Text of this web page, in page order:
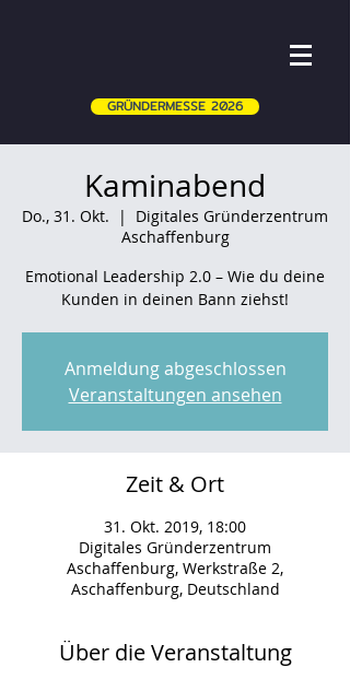
GRÜNDERMESSE 2026
Kaminabend
Do., 31. Okt.
  |
Digitales Gründerzentrum
Aschaffenburg
Emotional Leadership 2.0 – Wie du deine
Kunden in deinen Bann ziehst!
Anmeldung abgeschlossen
Veranstaltungen ansehen
Zeit & Ort
31. Okt. 2019, 18:00
Digitales Gründerzentrum
Aschaffenburg, Werkstraße 2,
Aschaffenburg, Deutschland
Über die Veranstaltung